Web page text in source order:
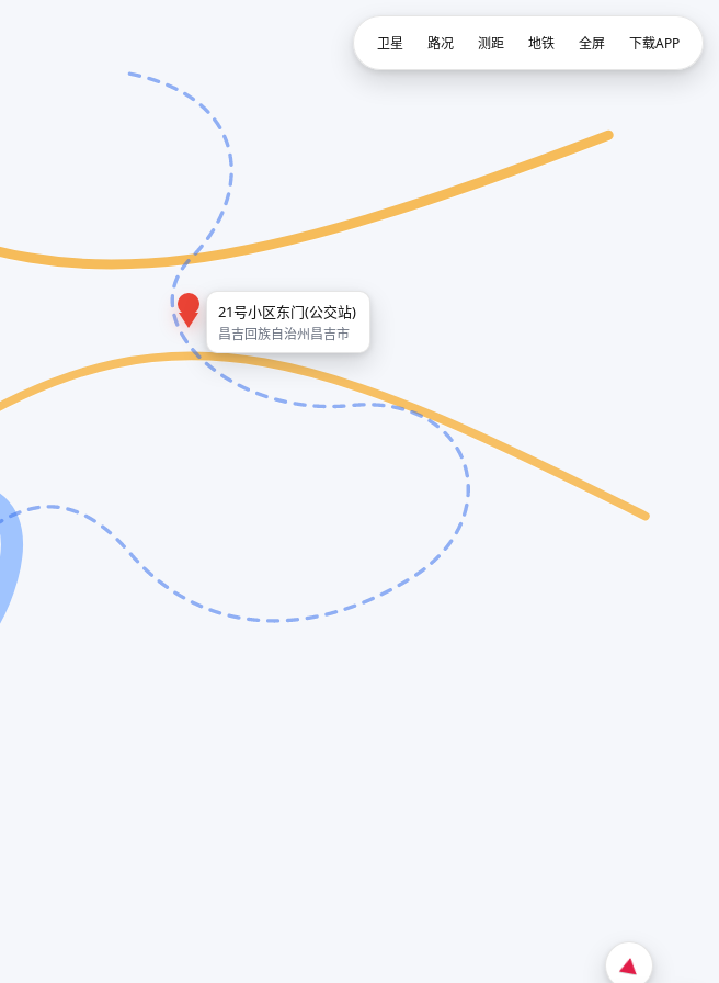
21号小区东门(公交站)
昌吉回族自治州昌吉市
卫星 路况 测距 地铁 全屏 下载APP